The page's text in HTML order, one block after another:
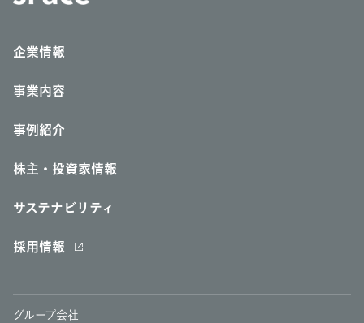
企業情報
事業内容
事例紹介
株主・投資家情報
サステナビリティ
採用情報
グループ会社